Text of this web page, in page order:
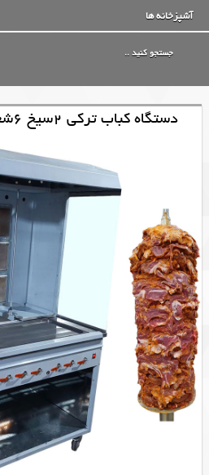
آشپزخانه ها
دستگاه کباب ترکی 2سیخ 6شعله مبله شاورما دونر